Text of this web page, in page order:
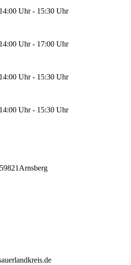
Uhr - 15:30 Uhr
Uhr - 17:00 Uhr
Uhr - 15:30 Uhr
Uhr - 15:30 Uhr
59821 Arnsberg